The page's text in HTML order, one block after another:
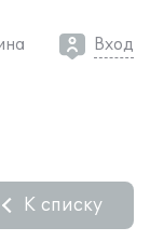
Вход
К списку